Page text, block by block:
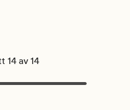
14 av 14